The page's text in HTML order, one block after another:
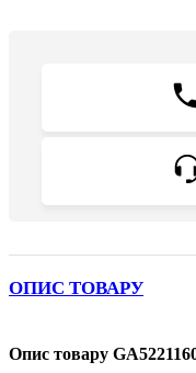
ОПИС ТОВАРУ
Опис товару